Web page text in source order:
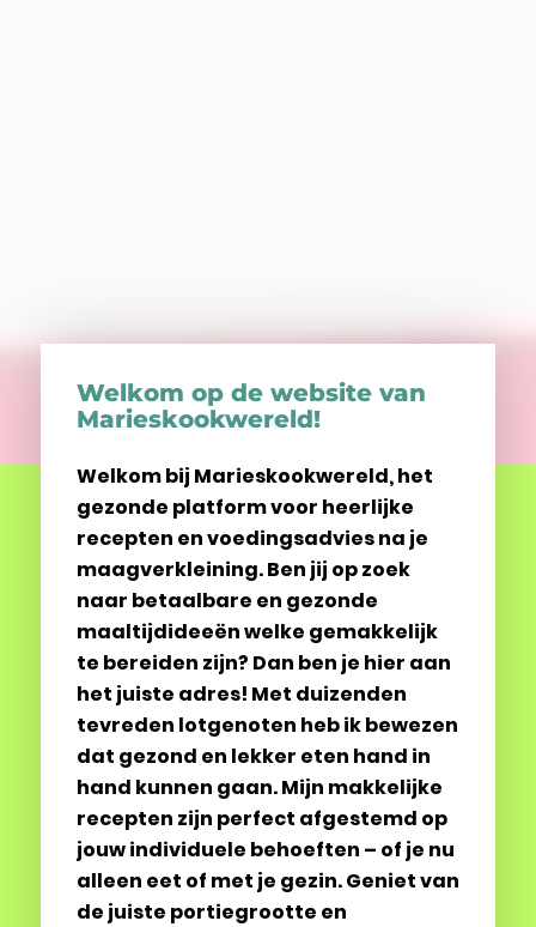
Welkom op de website van
Marieskookwereld!
Welkom bij Marieskookwereld, het
gezonde platform voor heerlijke
recepten en voedingsadvies na je
maagverkleining. Ben jij op zoek
naar betaalbare en gezonde
maaltijdideeën welke gemakkelijk
te bereiden zijn? Dan ben je hier aan
het juiste adres! Met duizenden
tevreden lotgenoten heb ik bewezen
dat gezond en lekker eten hand in
hand kunnen gaan. Mijn makkelijke
recepten zijn perfect afgestemd op
jouw individuele behoeften – of je nu
alleen eet of met je gezin. Geniet van
de juiste portiegrootte en